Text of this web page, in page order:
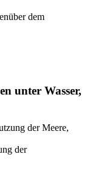
dem
unter Wasser,
der Meere,
der